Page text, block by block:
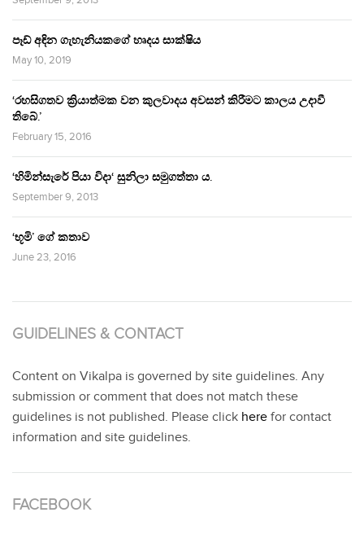
පෑඩ් අඳින ගැහැනියකගේ හෘදය සාක්ෂිය
May 10, 2019
‘රහසිගතව ක්‍රියාත්මක වන කුලවාදය අවසන් කිරීමට කාලය උදාවී
තිබේ.’
February 15, 2016
‘හිමින්සැරේ පියා විදා‘ සුනිලා සමුගත්තා ය.
September 9, 2013
‘භූමි’ ගේ කතාව
June 23, 2016
GUIDELINES & CONTACT
Content on Vikalpa is governed by site guidelines. Any
submission or comment that does not match these
guidelines is not published. Please click here for contact
information and site guidelines.
FACEBOOK